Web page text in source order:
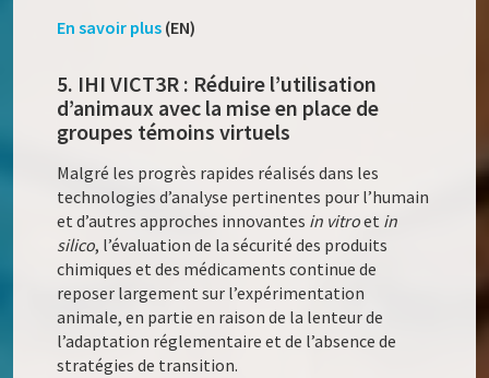
En savoir plus (EN)
5. IHI VICT3R : Réduire l’utilisation
d’animaux avec la mise en place de
groupes témoins virtuels
Malgré les progrès rapides réalisés dans les
technologies d’analyse pertinentes pour l’humain
et d’autres approches innovantes in vitroet in
silico, l’évaluation de la sécurité des produits
chimiques et des médicaments continue de
reposer largement sur l’expérimentation
animale, en partie en raison de la lenteur de
l’adaptation réglementaire et de l’absence de
stratégies de transition.